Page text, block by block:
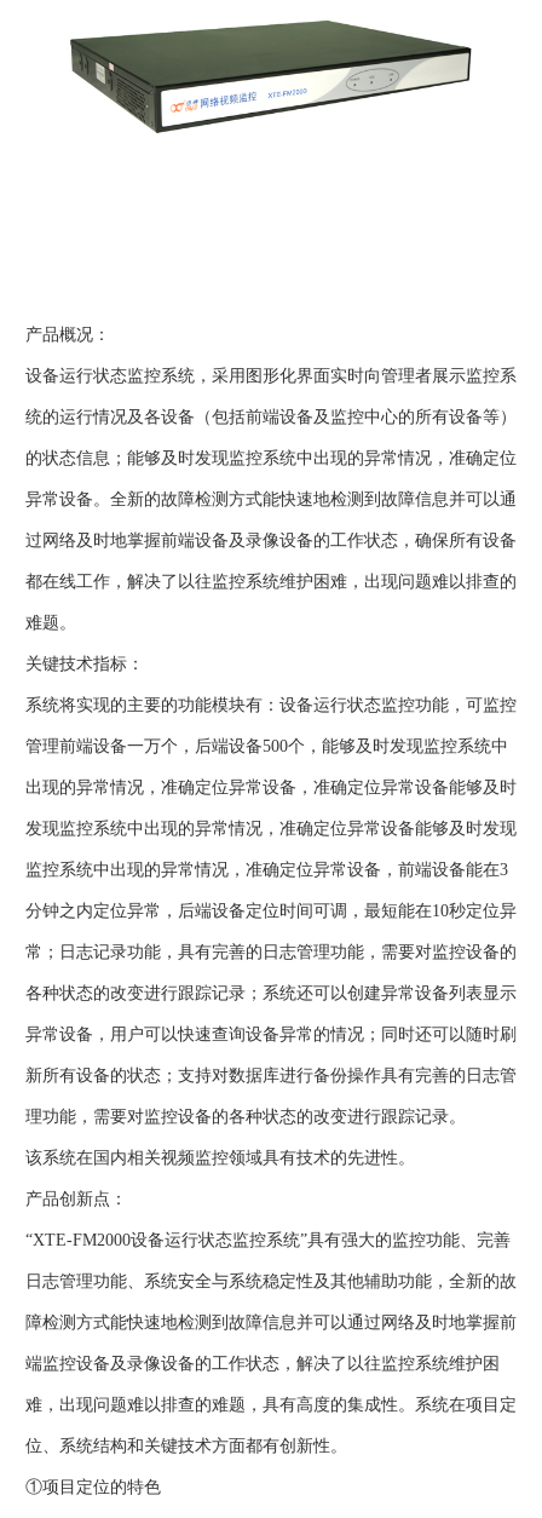
产品概况：
设备运行状态监控系统，采用图形化界面实时向管理者展示监控系
统的运行情况及各设备（包括前端设备及监控中心的所有设备等）
的状态信息；能够及时发现监控系统中出现的异常情况，准确定位
异常设备。全新的故障检测方式能快速地检测到故障信息并可以通
过网络及时地掌握前端设备及录像设备的工作状态，确保所有设备
都在线工作，解决了以往监控系统维护困难，出现问题难以排查的
难题。
关键技术指标：
系统将实现的主要的功能模块有：设备运行状态监控功能，可监控
管理前端设备一万个，后端设备500个，能够及时发现监控系统中
出现的异常情况，准确定位异常设备，准确定位异常设备能够及时
发现监控系统中出现的异常情况，准确定位异常设备能够及时发现
监控系统中出现的异常情况，准确定位异常设备，前端设备能在3
分钟之内定位异常，后端设备定位时间可调，最短能在10秒定位异
常；日志记录功能，具有完善的日志管理功能，需要对监控设备的
各种状态的改变进行跟踪记录；系统还可以创建异常设备列表显示
异常设备，用户可以快速查询设备异常的情况；同时还可以随时刷
新所有设备的状态；支持对数据库进行备份操作具有完善的日志管
理功能，需要对监控设备的各种状态的改变进行跟踪记录。
该系统在国内相关视频监控领域具有技术的先进性。
产品创新点：
“XTE-FM2000设备运行状态监控系统”具有强大的监控功能、完善
日志管理功能、系统安全与系统稳定性及其他辅助功能，全新的故
障检测方式能快速地检测到故障信息并可以通过网络及时地掌握前
端监控设备及录像设备的工作状态，解决了以往监控系统维护困
难，出现问题难以排查的难题，具有高度的集成性。系统在项目定
位、系统结构和关键技术方面都有创新性。
①项目定位的特色